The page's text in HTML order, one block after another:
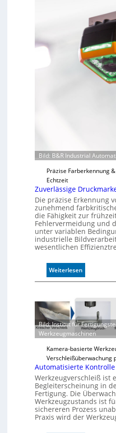
Bild: B&R Industrial
Präzise Farberkennung
Echtzeit
Zuverlässige
Die präzise Erkennung
zunehmend
die Fähigkeit zur
Fehlervermeidung und
unter variablen
industrielle
wesentlichen
Weiterlesen:
Z
v
e
r
l
ä
s
i
g
e
D
r
u
c
Bild: Institut für
Werkzeugmaschinen
Kamera-basierte
Verschleißüberwachung
Automatisierte Kontrolle
Werkzeugverschleiß ist
Begleiterscheinung in
Fertigung. Die
Werkzeugzustands ist
sichereren Prozess
Praxis wird der